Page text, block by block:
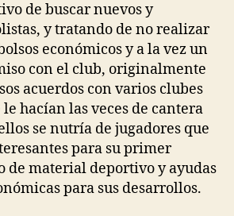
de buscar nuevos y
y tratando de no realizar
económicos y a la vez un
con el club, originalmente
acuerdos con varios clubes
hacían las veces de cantera
se nutría de jugadores que
para su primer
de material deportivo y ayudas
para sus desarrollos.